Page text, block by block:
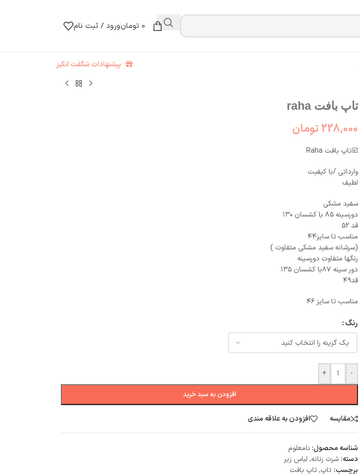
0 تومانورود / ثبت نام
پیشنهادات شگفت انگیز
تاپ بافت raha
228,000تومان
☑️تاپ بافت Raha
وارداتی /با کیفیت
لطیف
سفید ‌‌مشکی
دورسینه ۸۵ با کشسان ۱۳۰
قد ۵۲
مناسب تا سایز۴۴
(سرشانه سفید مشکی متفاوت )
رنگها متفاوت دورسینه
دور سینه ۸۷با کشسان ۱۳۵
قد۴۹
مناسب تا سایز ۴۶
رنگ
-
+
افزودن به سبد خرید
مقایسه افزودن به علاقه مندی
شناسه محصول: نامعلوم
دسته: شرت زنانه, لباس زیر
برچسب: تاپ,تاپ بافت